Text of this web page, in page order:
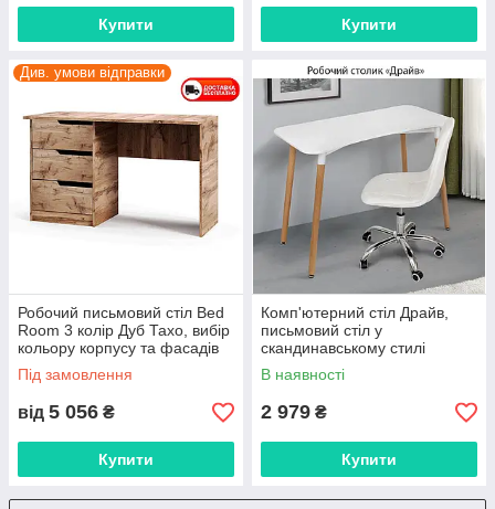
Купити Купити
Див. умови відправки
Робочий письмовий стіл Bed
Room 3 колір Дуб Тахо, вибір
кольору корпусу та фасадів
Під замовлення
від 5 056 ₴
Купити
Комп'ютерний стіл Драйв,
письмовий стіл у
скандинавському стилі
В наявності
2 979 ₴
Купити